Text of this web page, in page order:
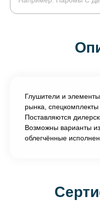
Глушители и
рынка,
Поставляются
Возможны варианты
облегчённые